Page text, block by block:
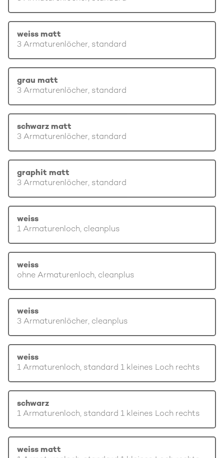
weiss matt
3 Armaturenlöcher, standard
grau matt
3 Armaturenlöcher, standard
schwarz matt
3 Armaturenlöcher, standard
graphit matt
3 Armaturenlöcher, standard
weiss
1 Armaturenloch, cleanplus
weiss
ohne Armaturenloch, cleanplus
weiss
3 Armaturenlöcher, cleanplus
weiss
1 Armaturenloch, standard 1 kleines Loch rechts
schwarz
1 Armaturenloch, standard 1 kleines Loch rechts
weiss matt